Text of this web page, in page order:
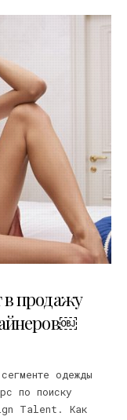
в продажу
одежды
по поиску
Talent. Как